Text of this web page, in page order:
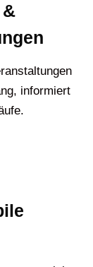
informiert